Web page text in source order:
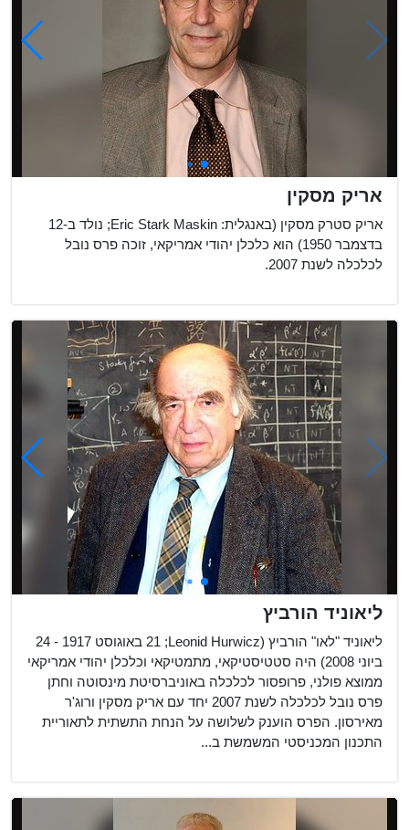
אריק מסקין
אריק סטרק מסקין (באנגלית: Eric Stark Maskin; נולד ב-12
בדצמבר 1950) הוא כלכלן יהודי אמריקאי, זוכה פרס נובל
לכלכלה לשנת 2007.
ליאוניד הורביץ
ליאוניד "לאו" הורביץ (Leonid Hurwicz‏; 21 באוגוסט 1917 - 24
ביוני 2008) היה סטטיסטיקאי, מתמטיקאי וכלכלן יהודי אמריקאי
ממוצא פולני, פרופסור לכלכלה באוניברסיטת מינסוטה וחתן
פרס נובל לכלכלה לשנת 2007 יחד עם אריק מסקין ורוג'ר
מאירסון. הפרס הוענק לשלושה על הנחת התשתית לתאוריית
התכנון המכניסטי המשמשת ב...